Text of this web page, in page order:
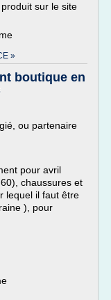
sur le site
»
boutique en
ou partenaire
pour avril
chaussures et
lequel il faut être
), pour